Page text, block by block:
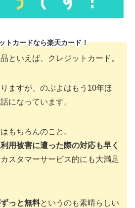
トカードなら楽天カード！
といえば、クレジットカード。
ますが、のぶよはもう10年ほ
になっています。
もちろんのこと。
用被害に遭った際の対応も早く
スタマーサービス的にも大満足
っと無料というのも素晴らしい